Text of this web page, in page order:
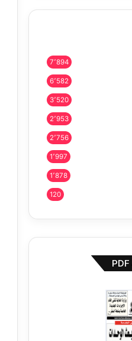
7٬894
6٬582
3٬520
2٬953
2٬756
1٬997
1٬878
120